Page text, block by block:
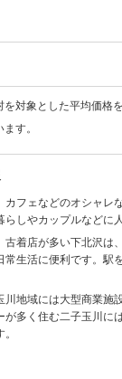
対象とした平均価格
す。
カフェなどのオシャレ
しやカップルなどに
古着店が多い下北沢は
常生活に便利です。駅
地域には大型商業施
が多く住む二子玉川に